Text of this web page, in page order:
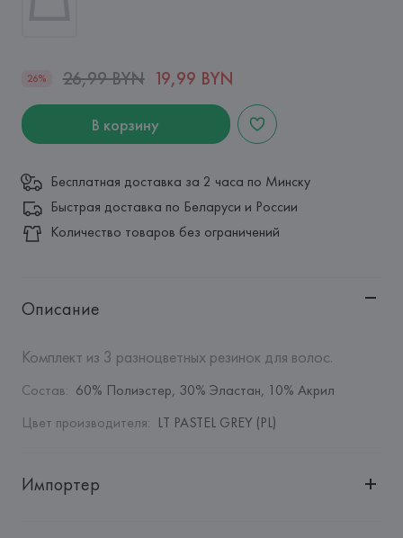
26% 26,99 BYN 19,99 BYN
В корзину
Бесплатная доставка за 2 часа по Минску
Быстрая доставка по Беларуси и России
Количество товаров без ограничений
Описание
Комплект из 3 разноцветных резинок для волос.
Состав: 60% Полиэстер, 30% Эластан, 10% Акрил
Цвет производителя: LT PASTEL GREY (PL)
Импортер